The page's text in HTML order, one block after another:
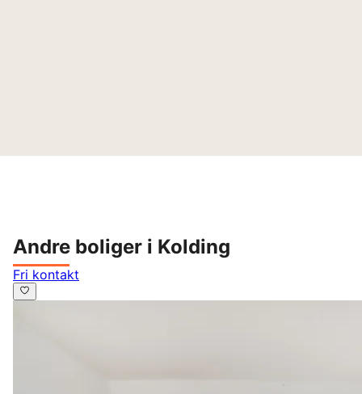
Andre boliger i Kolding
Fri kontakt